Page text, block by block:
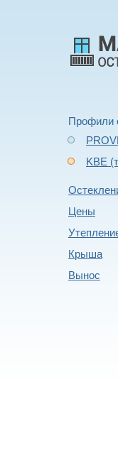
Профили
KBE
Цены
Крыша
Вынос